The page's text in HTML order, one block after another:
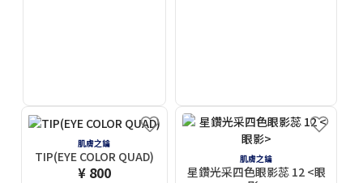
肌膚之鑰
TIP(EYE COLOR QUAD)
¥ 800
肌膚之鑰
星鑽光采四色眼影蕊 12 <眼